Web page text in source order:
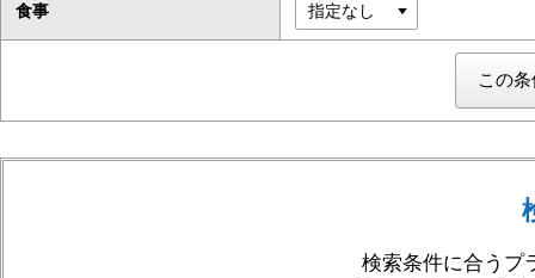
食事
検索条件に合うプ